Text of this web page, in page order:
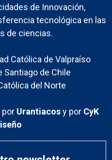
de Innovación,
tecnológica en las
de ciencias.
Católica de Valpraíso
Santiago de Chile
del Norte
por Urantiacosy por CyK